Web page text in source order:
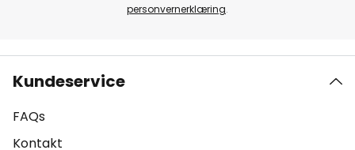
personvernerklæring.
Kundeservice
FAQs
Kontakt